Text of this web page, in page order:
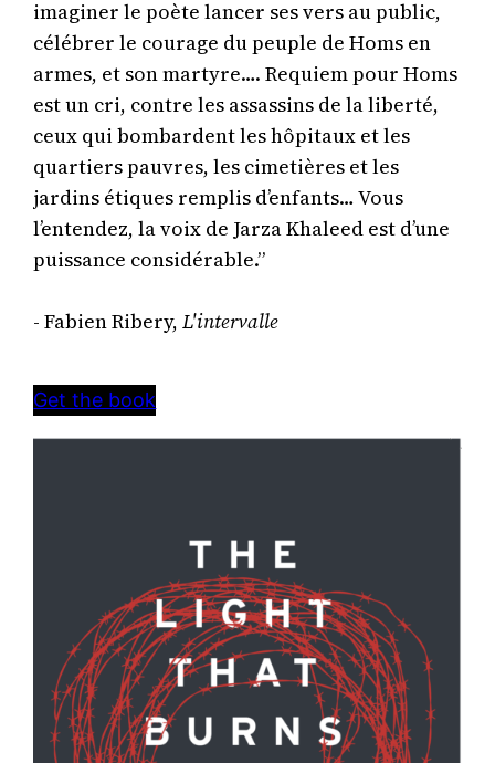
imaginer le poète lancer ses vers au public,
célébrer le courage du peuple de Homs en
armes, et son martyre…. Requiem pour Homs
est un cri, contre les assassins de la liberté,
ceux qui bombardent les hôpitaux et les
quartiers pauvres, les cimetières et les
jardins étiques remplis d’enfants… Vous
l’entendez, la voix de Jarza Khaleed est d’une
puissance considérable.”
- Fabien Ribery, L'intervalle
Get the book